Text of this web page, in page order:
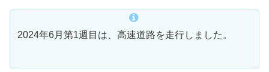
2024年6月第1週目は、高速道路を走行しました。